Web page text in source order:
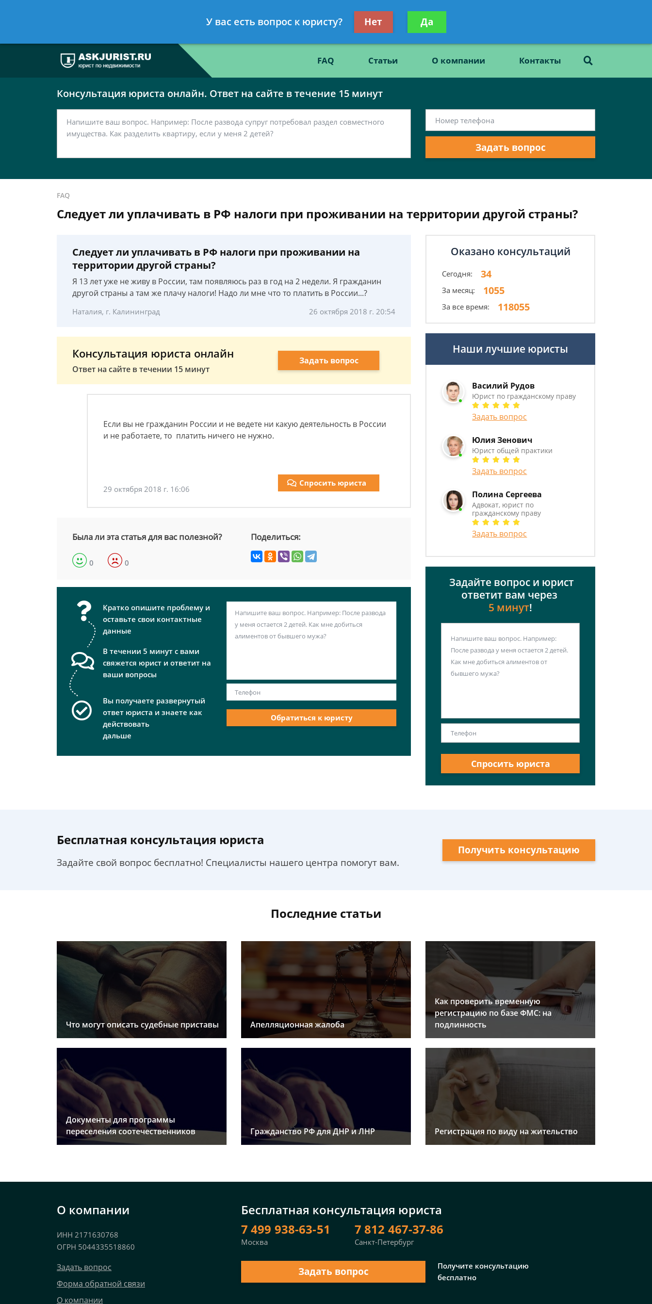
7 812 467-37-86
Получите консультацию
бесплатно
FAQ Статьи О компании Контакты
Консультация юриста онлайн. Ответ на сайте в течение 15 минут
Задать вопрос
FAQ
Следует ли уплачивать в РФ налоги при проживании на территории другой страны?
Следует ли уплачивать в РФ налоги при проживании на
территории другой страны?
Я 13 лет уже не живу в России, там появляюсь раз в год на 2 недели. Я гражданин
другой страны а там же плачу налоги! Надо ли мне что то платить в России...?
Наталия, г. Калининград 26 октября 2018 г. 20:54
Консультация юриста онлайн
Ответ на сайте в течении 15 минут
Задать вопрос
Если вы не гражданин России и не ведете ни какую деятельность в России
и не работаете, то платить ничего не нужно.
29 октября 2018 г. 16:06
Спросить юриста
Была ли эта статья для вас полезной?
0 0
Поделиться:
Кратко опишите проблему и
оставьте свои контактные
данные
В течении 5 минут с вами
свяжется юрист и ответит на
ваши вопросы
Вы получаете развернутый
ответ юриста и знаете как
действовать
дальше
Обратиться к юристу
Оказано консультаций
Сегодня: 34
За месяц: 1055
За все время: 118055
Наши лучшие юристы
Василий Рудов
Юрист по гражданскому праву
Задать вопрос
Юлия Зенович
Юрист общей практики
Задать вопрос
Полина Сергеева
Адвокат, юрист по
гражданскому праву
Задать вопрос
Задайте вопрос и юрист
ответит вам через
5 минут!
Спросить юриста
Бесплатная консультация юриста
Задайте свой вопрос бесплатно! Специалисты нашего центра помогут вам.
Получить консультацию
Последние статьи
Что могут описать судебные приставы Апелляционная жалоба
Как проверить временную
регистрацию по базе ФМС: на
подлинность
Документы для программы
переселения соотечественников
Гражданство РФ для ДНР и ЛНР Регистрация по виду на жительство
О компании
ИНН 2171630768
ОГРН 5044335518860
Задать вопрос
Форма обратной связи
О компании
Бесплатная консультация юриста
7 499 938-63-51
Москва
7 812 467-37-86
Санкт-Петербург
Задать вопрос
Получите консультацию
бесплатно
У вас есть вопрос к юристу? Нет Да